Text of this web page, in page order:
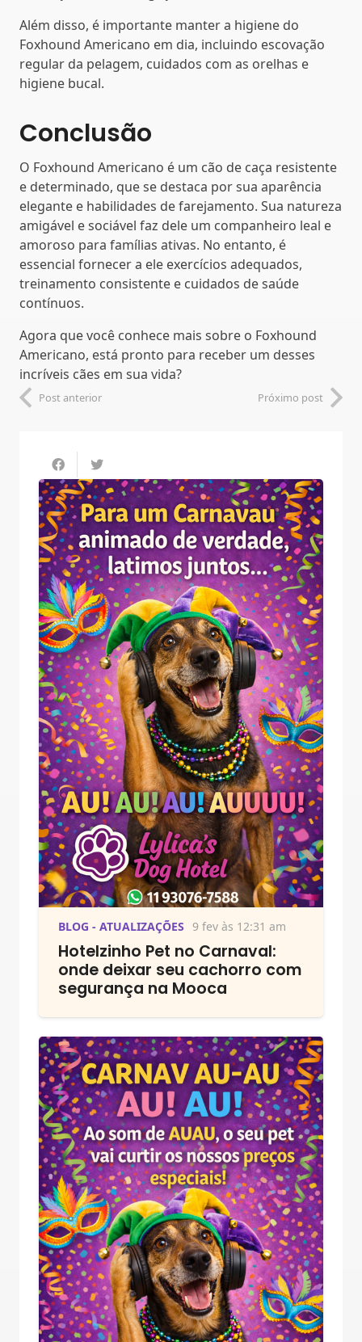
Além disso, é importante manter a higiene do
Foxhound Americano em dia, incluindo escovação
regular da pelagem, cuidados com as orelhas e
higiene bucal.
Conclusão
O Foxhound Americano é um cão de caça resistente
e determinado, que se destaca por sua aparência
elegante e habilidades de farejamento. Sua natureza
amigável e sociável faz dele um companheiro leal e
amoroso para famílias ativas. No entanto, é
essencial fornecer a ele exercícios adequados,
treinamento consistente e cuidados de saúde
contínuos.
Agora que você conhece mais sobre o Foxhound
Americano, está pronto para receber um desses
incríveis cães em sua vida?
Post anterior Próximo post
BLOG - ATUALIZAÇÕES 9 fev às 12:31 am
Hotelzinho Pet no Carnaval:
onde deixar seu cachorro com
segurança na Mooca